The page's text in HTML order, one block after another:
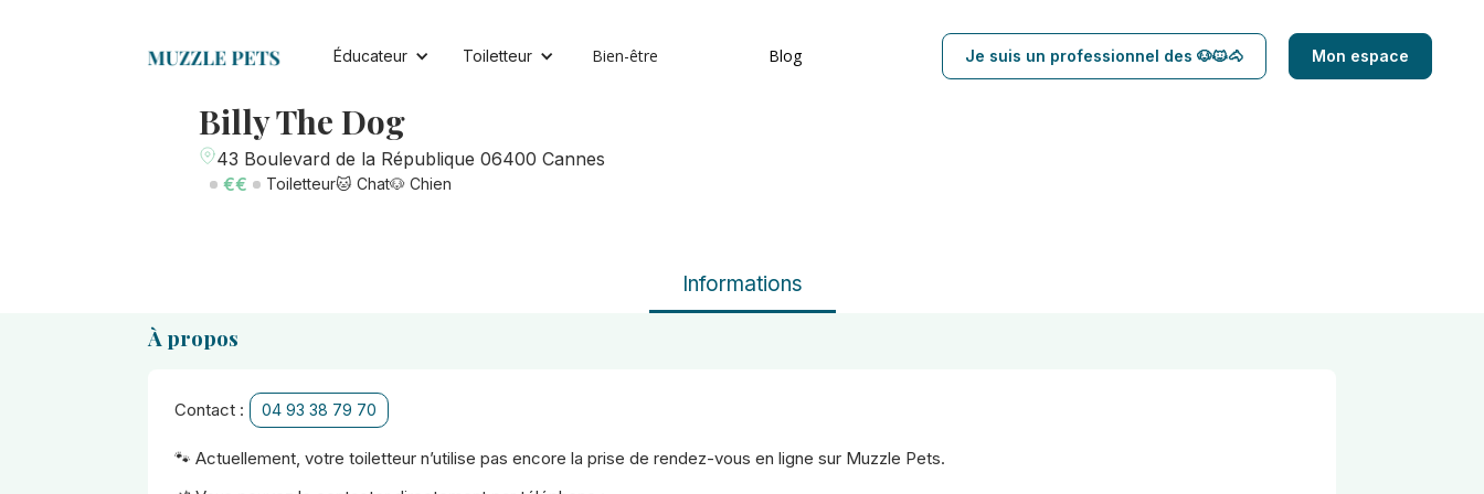
Éducateur Toiletteur Bien-être Blog Je suis un professionnel des 🐶🐱🐴 Mon espace
Billy The Dog
43 Boulevard de la République 06400 Cannes
€€
Toiletteur🐱 Chat🐶 Chien
Informations
À propos
Contact : 04 93 38 79 70
🐾 Actuellement, votre toiletteur n’utilise pas encore la prise de rendez-vous en ligne sur Muzzle Pets.